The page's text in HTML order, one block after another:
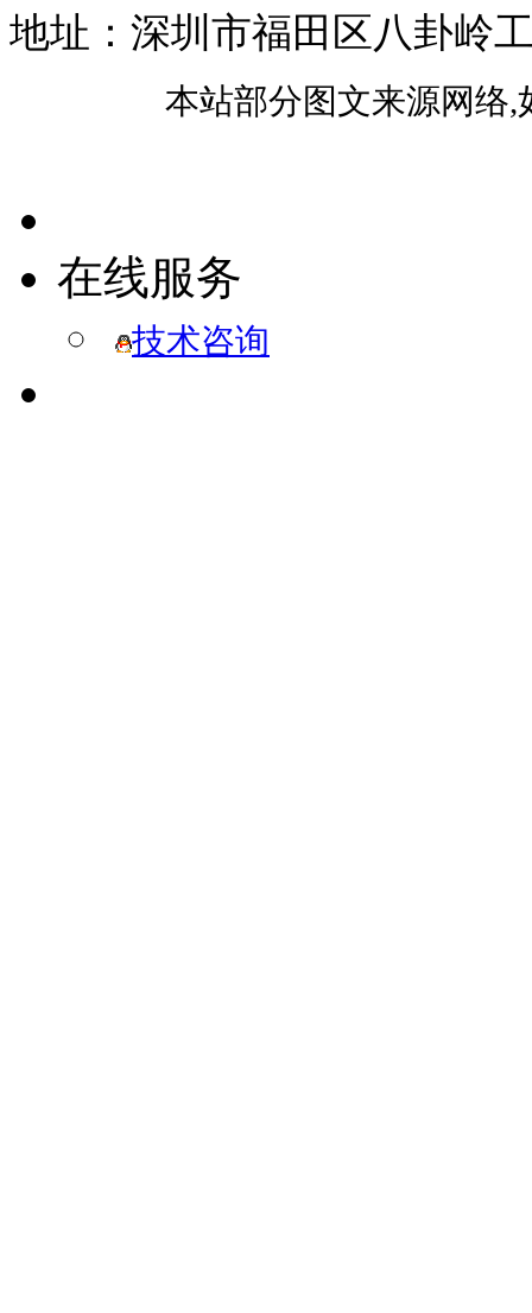
地址：深圳市福田区八卦岭
本站部分图文来源网络
在线服务
技术咨询